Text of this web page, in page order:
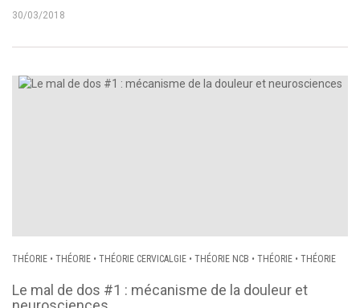
30/03/2018
THÉORIE • THÉORIE • THÉORIE CERVICALGIE • THÉORIE NCB • THÉORIE • THÉORIE
Le mal de dos #1 : mécanisme de la douleur et